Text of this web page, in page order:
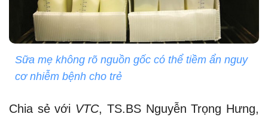
Sữa mẹ không rõ nguồn gốc có thể tiềm ẩn nguy
cơ nhiễm bệnh cho trẻ
Chia sẻ với VTC, TS.BS Nguyễn Trọng Hưng,